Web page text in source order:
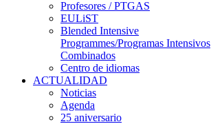
Profesores / PTGAS
EULiST
Blended Intensive
Programmes/Programas Intensivos
Combinados
Centro de idiomas
ACTUALIDAD
Noticias
Agenda
25 aniversario